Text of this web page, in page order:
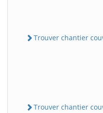
Trouver chantier
Trouver chantier